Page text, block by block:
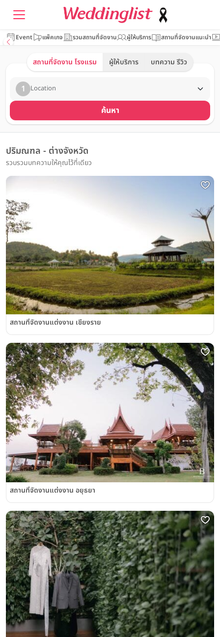
Event แพ็คเกจ รวมสถานที่จัดงาน ผู้ให้บริการ สถานที่จัดงานแนะนำ
สถานที่จัดงาน โรงแรม ผู้ให้บริการ บทความ รีวิว
1 Location
ค้นหา
ปริมณฑล - ต่างจังหวัด
รวบรวมบทความให้คุณไว้ที่เดียว
สถานที่จัดงานแต่งงาน เชียงราย
สถานที่จัดงานแต่งงาน อยุธยา